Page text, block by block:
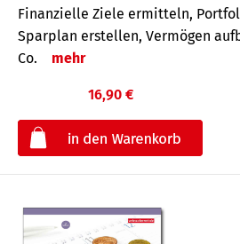
Finanzielle Ziele ermitteln,
Sparplan erstellen, Vermögen
Co.
mehr
16,90 €